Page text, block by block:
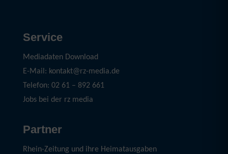
Service
Mediadaten Download
E-Mail: kontakt@rz-media.de
Telefon: 02 61 – 892 661
Jobs bei der rz media
Partner
Rhein-Zeitung und ihre Heimatausgaben